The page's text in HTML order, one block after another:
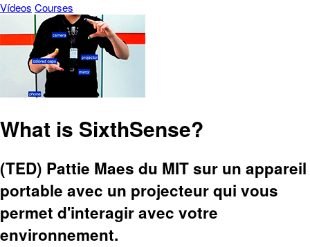
Vídeos Courses
What is SixthSense?
(TED) Pattie Maes du MIT sur un appareil
portable avec un projecteur qui vous
permet d'interagir avec votre
environnement.